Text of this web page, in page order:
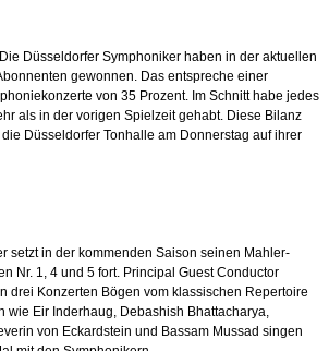
Düsseldorfer Symphoniker haben in der aktuellen
gewonnen. Das entspreche einer
von 35 Prozent. Im Schnitt habe jedes
als in der vorigen Spielzeit gehabt. Diese Bilanz
Düsseldorfer Tonhalle am Donnerstag auf ihrer
setzt in der kommenden Saison seinen Mahler-
Nr. 1, 4 und 5 fort. Principal Guest Conductor
drei Konzerten Bögen vom klassischen Repertoire
wie Eir Inderhaug, Debashish Bhattacharya,
von Eckardstein und Bassam Mussad singen